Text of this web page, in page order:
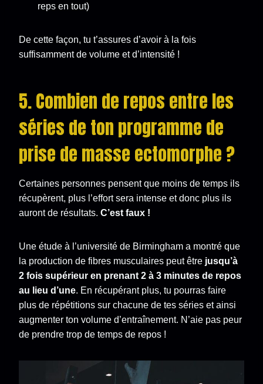
reps en tout)
De cette façon, tu t’assures d’avoir à la fois
suffisamment de volume et d’intensité !
5. Combien de repos entre les
séries de ton programme de
prise de masse ectomorphe ?
Certaines personnes pensent que moins de temps ils
récupèrent, plus l’effort sera intense et donc plus ils
auront de résultats. C’est faux !
Une étude à l’université de Birmingham a montré que
la production de fibres musculaires peut être jusqu’à
2 fois supérieur en prenant 2 à 3 minutes de repos
au lieu d’une. En récupérant plus, tu pourras faire
plus de répétitions sur chacune de tes séries et ainsi
augmenter ton volume d’entraînement. N’aie pas peur
de prendre trop de temps de repos !